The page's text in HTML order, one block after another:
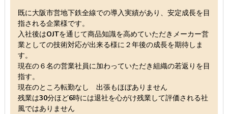
既に大阪市営地下鉄全線での導入実績があり、安定成長を目
指される企業様です。
入社後はOJTを通じて商品知識を高めていただきメーカー営
業としての技術対応が出来る様に２年後の成長を期待しま
す。
現在の６名の営業社員に加わっていただき組織の若返りを目
指す。
現在のところ転勤なし 出張もほぼありません
残業は30分ほど6時には退社を心がけ残業して評価される社
風ではありません